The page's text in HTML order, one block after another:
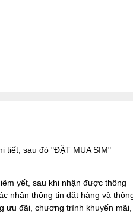
tiết, sau đó "ĐẶT MUA SIM"
yết, sau khi nhận được thông
nhận thông tin đặt hàng và
ưu đãi, chương trình khuyến mãi,